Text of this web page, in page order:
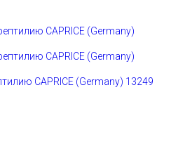
CAPRICE (Germany) 13249